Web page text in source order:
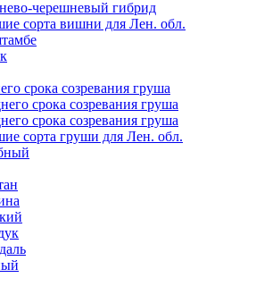
черешневый гибрид
сорта вишни для Лен. обл.
срока созревания груша
срока созревания груша
срока созревания груша
сорта груши для Лен. обл.